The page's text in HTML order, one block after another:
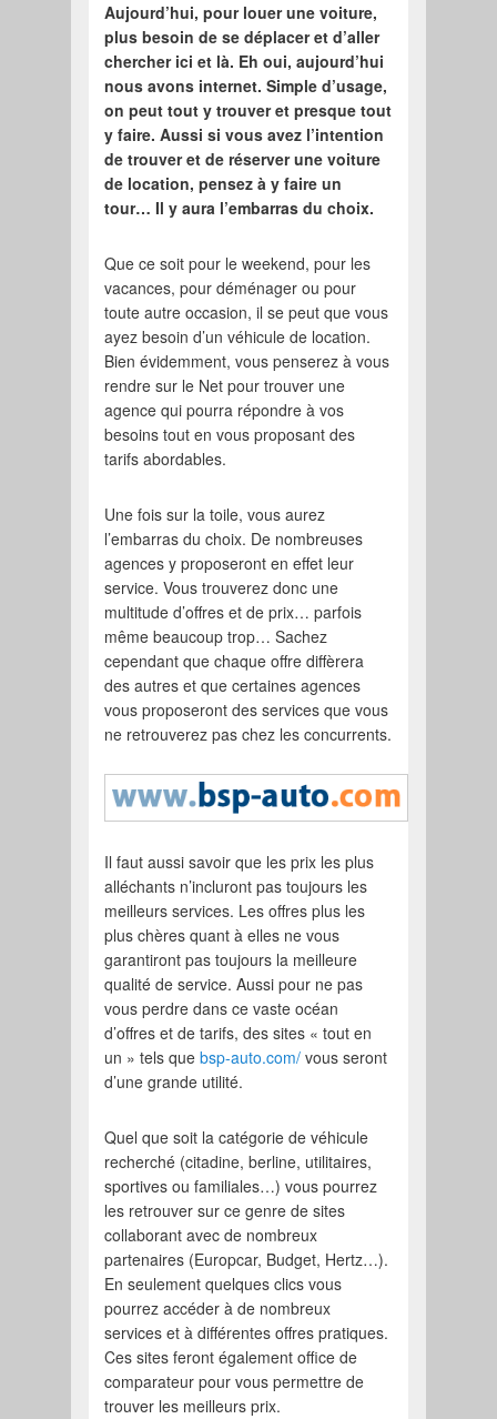
Aujourd’hui, pour louer une voiture,
plus besoin de se déplacer et d’aller
chercher ici et là. Eh oui, aujourd’hui
nous avons internet. Simple d’usage,
on peut tout y trouver et presque tout
y faire. Aussi si vous avez l’intention
de trouver et de réserver une voiture
de location, pensez à y faire un
tour… Il y aura l’embarras du choix.
Que ce soit pour le weekend, pour les
vacances, pour déménager ou pour
toute autre occasion, il se peut que vous
ayez besoin d’un véhicule de location.
Bien évidemment, vous penserez à vous
rendre sur le Net pour trouver une
agence qui pourra répondre à vos
besoins tout en vous proposant des
tarifs abordables.
Une fois sur la toile, vous aurez
l’embarras du choix. De nombreuses
agences y proposeront en effet leur
service. Vous trouverez donc une
multitude d’offres et de prix… parfois
même beaucoup trop… Sachez
cependant que chaque offre diffèrera
des autres et que certaines agences
vous proposeront des services que vous
ne retrouverez pas chez les concurrents.
Il faut aussi savoir que les prix les plus
alléchants n’incluront pas toujours les
meilleurs services. Les offres plus les
plus chères quant à elles ne vous
garantiront pas toujours la meilleure
qualité de service. Aussi pour ne pas
vous perdre dans ce vaste océan
d’offres et de tarifs, des sites « tout en
un » tels quebsp-auto.com/ vous seront
d’une grande utilité.
Quel que soit la catégorie de véhicule
recherché (citadine, berline, utilitaires,
sportives ou familiales…) vous pourrez
les retrouver sur ce genre de sites
collaborant avec de nombreux
partenaires (Europcar, Budget, Hertz…).
En seulement quelques clics vous
pourrez accéder à de nombreux
services et à différentes offres pratiques.
Ces sites feront également office de
comparateur pour vous permettre de
trouver les meilleurs prix.